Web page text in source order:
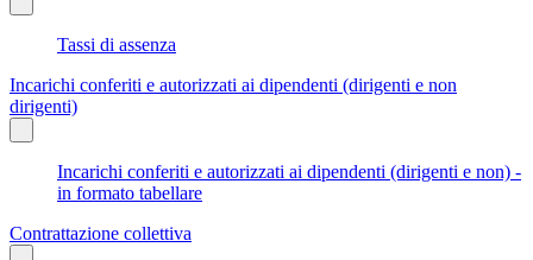
Tassi di assenza
Incarichi conferiti e autorizzati ai dipendenti (dirigenti e non
dirigenti)
Incarichi conferiti e autorizzati ai dipendenti (dirigenti e non) -
in formato tabellare
Contrattazione collettiva